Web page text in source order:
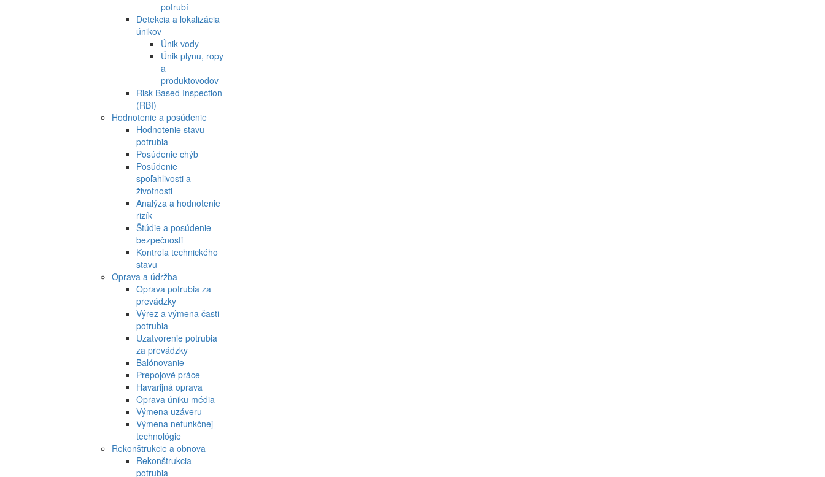
potrubí
Detekcia a lokalizácia
únikov
Únik vody
Únik plynu, ropy
a
produktovodov
Risk-Based Inspection
(RBI)
Hodnotenie a posúdenie
Hodnotenie stavu
potrubia
Posúdenie chýb
Posúdenie
spoľahlivosti a
životnosti
Analýza a hodnotenie
rizík
Štúdie a posúdenie
bezpečnosti
Kontrola technického
stavu
Oprava a údržba
Oprava potrubia za
prevádzky
Výrez a výmena časti
potrubia
Uzatvorenie potrubia
za prevádzky
Balónovanie
Prepojové práce
Havarijná oprava
Oprava úniku média
Výmena uzáveru
Výmena nefunkčnej
technológie
Rekonštrukcie a obnova
Rekonštrukcia
potrubia